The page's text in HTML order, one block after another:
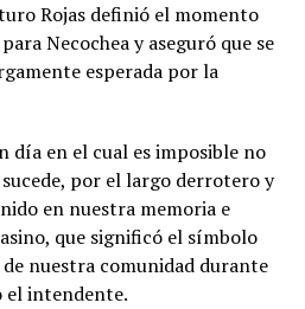
Rojas definió el momento
Necochea y aseguró que se
esperada por la
día en el cual es imposible no
por el largo derrotero y
en nuestra memoria e
que significó el símbolo
nuestra comunidad durante
el intendente.